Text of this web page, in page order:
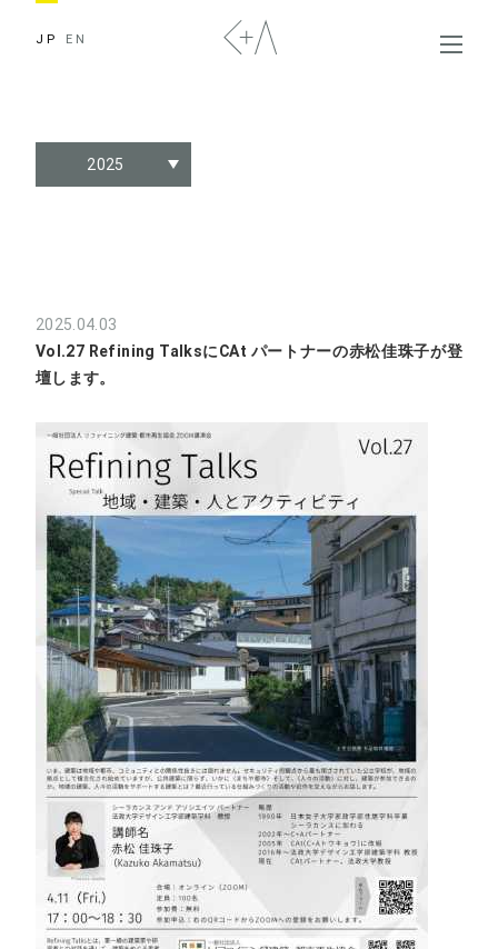
JP EN
2025
2025.04.03
Vol.27 Refining TalksにCAt パートナーの赤松佳珠子が登
壇します。